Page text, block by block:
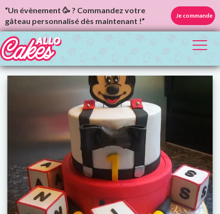
“Un évènement 🥳 ? Commandez votre
gâteau personnalisé dès maintenant !”
Je commande